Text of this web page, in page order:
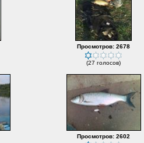
Просмотров: 2678
(27 голосов)
Просмотров: 2602